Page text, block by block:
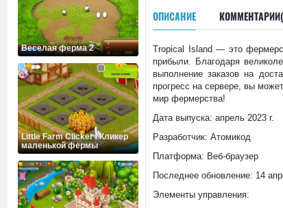
Веселая ферма 2
Little Farm Clicker / Кликер
маленькой фермы
ОПИСАНИЕ
Tropical Island — это
прибыли. Благодаря
выполнение заказов на
прогресс на сервере, вы
мир фермерства!
Дата выпуска: апрель 2023 г.
Разработчик: Атомикод
Платформа: Веб-браузер
Последнее обновление: 14
Элементы управления: